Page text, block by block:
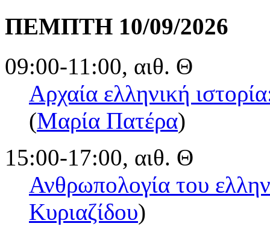
ΠΕΜΠΤΗ 10/09/2026
09:00-11:00, αιθ. Θ
Αρχαία ελληνική
(Μαρία Πατέρα)
15:00-17:00, αιθ. Θ
Ανθρωπολογία του
Κυριαζίδου)